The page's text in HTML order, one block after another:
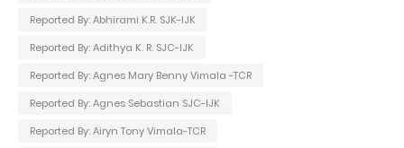
Reported By: Abhirami K.R. SJK-IJK
Reported By: Adithya K. R. SJC-IJK
Reported By: Agnes Mary Benny Vimala -TCR
Reported By: Agnes Sebastian SJC-IJK
Reported By: Airyn Tony Vimala-TCR